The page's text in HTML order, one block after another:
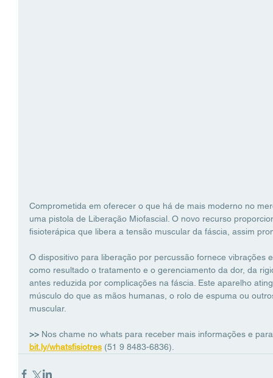
Comprometida em oferecer o que há de mais moderno no
uma pistola de Liberação Miofascial. O novo recurso
fisioterápica que libera a tensão muscular da fáscia, assim
O dispositivo para liberação por percussão fornece vibrações
como resultado o tratamento e o gerenciamento da dor, da
antes reduzida por complicações na fáscia. Este aparelho
músculo do que as mãos humanas, o rolo de espuma ou
muscular.
>> Nos chame no whats para receber mais informações e
bit.ly/whatsfisiotres (51 9 8483-6836).